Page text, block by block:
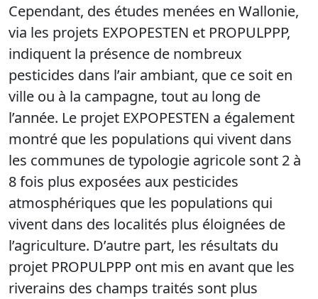
Cependant, des études menées en Wallonie,
via les projets EXPOPESTEN et PROPULPPP,
indiquent la présence de nombreux
pesticides dans l’air ambiant, que ce soit en
ville ou à la campagne, tout au long de
l’année. Le projet EXPOPESTEN a également
montré que les populations qui vivent dans
les communes de typologie agricole sont 2 à
8 fois plus exposées aux pesticides
atmosphériques que les populations qui
vivent dans des localités plus éloignées de
l’agriculture. D’autre part, les résultats du
projet PROPULPPP ont mis en avant que les
riverains des champs traités sont plus